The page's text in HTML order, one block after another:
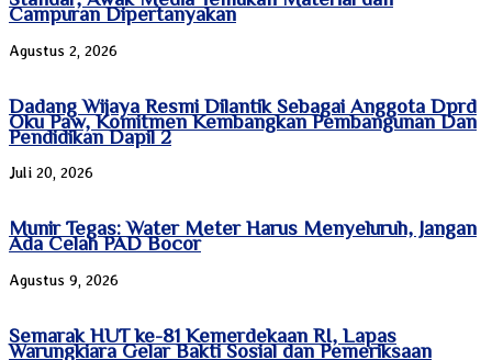
Campuran Dipertanyakan
Agustus 2, 2026
Dadang Wijaya Resmi Dilantik Sebagai Anggota Dprd
Oku Paw, Komitmen Kembangkan Pembangunan Dan
Pendidikan Dapil 2
Juli 20, 2026
Munir Tegas: Water Meter Harus Menyeluruh, Jangan
Ada Celah PAD Bocor
Agustus 9, 2026
Semarak HUT ke-81 Kemerdekaan RI, Lapas
Warungkiara Gelar Bakti Sosial dan Pemeriksaan